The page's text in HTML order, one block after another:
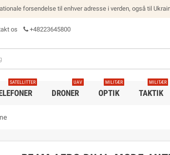
forsendelse til enhver adresse i verden, også til
os +48223645800
SATELLITTER
DRONER
UAV
OPTIK
MILITÆR
TAKTIK
MILITÆR